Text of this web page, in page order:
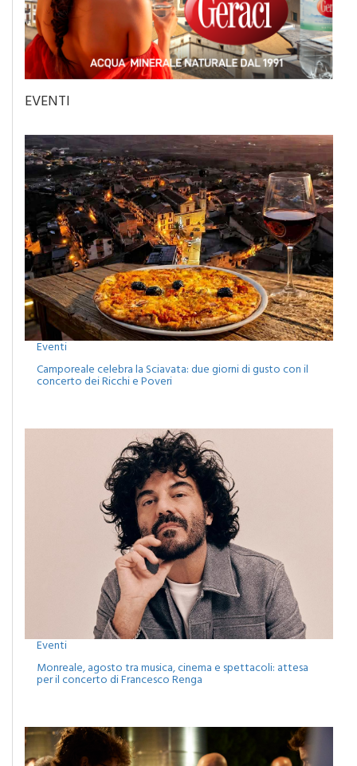
EVENTI
Eventi
Camporeale celebra la Sciavata: due giorni di gusto con il
concerto dei Ricchi e Poveri
Monreale, agosto tra musica, cinema e spettacoli: attesa
per il concerto di Francesco Renga